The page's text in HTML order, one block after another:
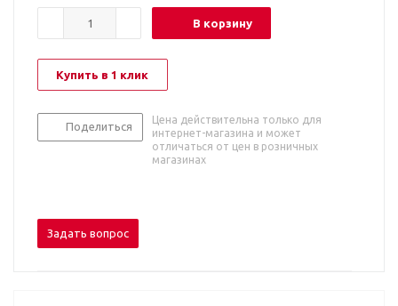
В корзину
Купить в 1 клик
Поделиться
Цена действительна только для
интернет-магазина и может
отличаться от цен в розничных
магазинах
Задать вопрос